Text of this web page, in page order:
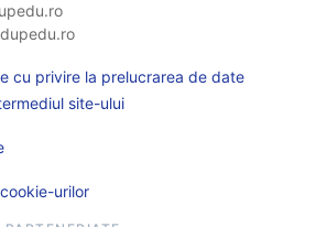
cu privire la prelucrarea de date
site-ului
urilor